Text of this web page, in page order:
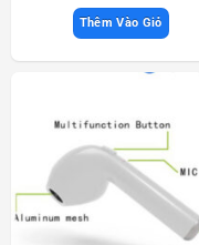
Thêm Vào Giỏ